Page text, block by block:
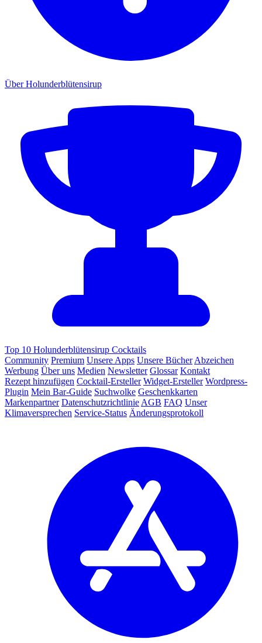
Über Holunderblütensirup
Top 10 Holunderblütensirup Cocktails
Community Premium Unsere Apps Unsere Bücher Abzeichen
Werbung Über uns Medien Newsletter Glossar Kontakt
Rezept hinzufügen Cocktail-Ersteller Widget-Ersteller Wordpress-
Plugin Mein Bar-Guide Suchwolke Geschenkkarten
Markenpartner Datenschutzrichtlinie AGB FAQ Unser
Klimaversprechen Service-Status Änderungsprotokoll